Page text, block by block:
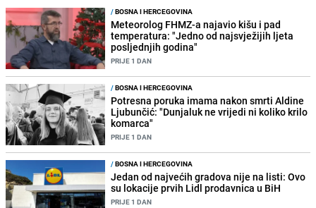
/BOSNA I HERCEGOVINA
Meteorolog FHMZ-a najavio kišu i pad
temperatura: "Jedno od najsvježijih ljeta
posljednjih godina"
PRIJE 1 DAN
/BOSNA I HERCEGOVINA
Potresna poruka imama nakon smrti Aldine
Ljubunčić: "Dunjaluk ne vrijedi ni koliko krilo
komarca"
PRIJE 1 DAN
/BOSNA I HERCEGOVINA
Jedan od najvećih gradova nije na listi: Ovo
su lokacije prvih Lidl prodavnica u BiH
PRIJE 1 DAN